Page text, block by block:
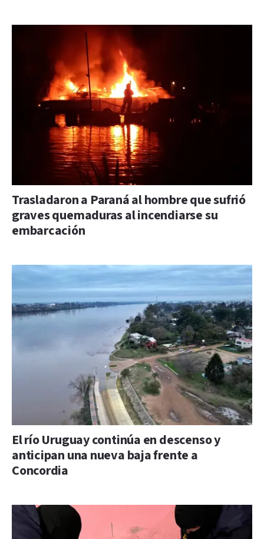
Trasladaron a Paraná al hombre que sufrió
graves quemaduras al incendiarse su
embarcación
El río Uruguay continúa en descenso y
anticipan una nueva baja frente a
Concordia